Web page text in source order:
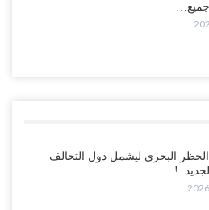
البحري ليشمل دول التحالف